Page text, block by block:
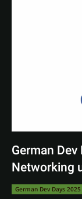
German
Networking
German Dev Days 2025